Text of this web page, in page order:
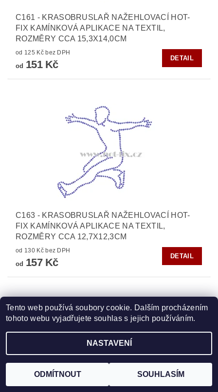
C161 - KRASOBRUSLAŘ NAŽEHLOVACÍ HOT-
FIX KAMÍNKOVÁ APLIKACE NA TEXTIL,
ROZMĚRY CCA 15,3X14,0CM
od 125 Kč bez DPH
od 151 Kč
DETAIL
C163 - KRASOBRUSLAŘ NAŽEHLOVACÍ HOT-
FIX KAMÍNKOVÁ APLIKACE NA TEXTIL,
ROZMĚRY CCA 12,7X12,3CM
od 130 Kč bez DPH
od 157 Kč
DETAIL
Tento web používá soubory cookie. Dalším procházením
tohoto webu vyjadřujete souhlas s jejich používáním.
NASTAVENÍ
ODMÍTNOUT SOUHLASÍM